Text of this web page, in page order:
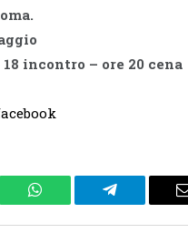
18 incontro – ore 20 cena
WhatsApp Telegram